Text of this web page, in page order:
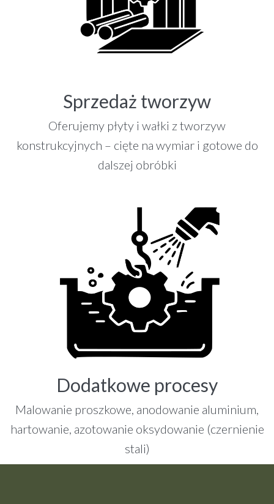
Sprzedaż tworzyw
Oferujemy płyty i wałki z tworzyw
konstrukcyjnych – cięte na wymiar i gotowe do
dalszej obróbki
Dodatkowe procesy
Malowanie proszkowe, anodowanie aluminium,
hartowanie, azotowanie oksydowanie (czernienie
stali)